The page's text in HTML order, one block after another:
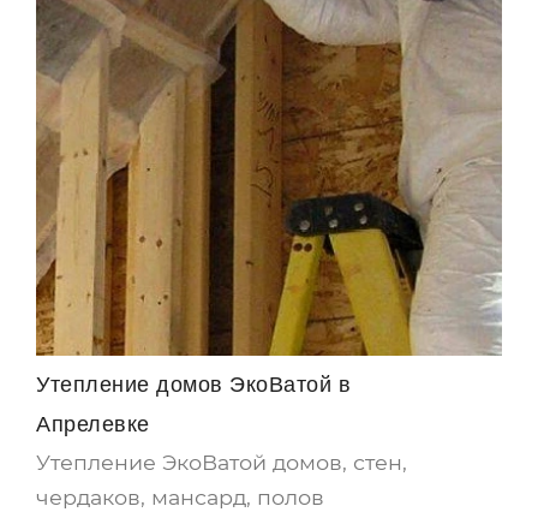
Утепление домов ЭкоВатой в
Апрелевке
Утепление ЭкоВатой домов, стен,
чердаков, мансард, полов